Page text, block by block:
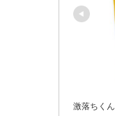
激落ちくん